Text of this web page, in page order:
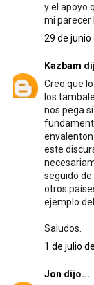
y el apoyo
mi parecer
29 de junio
Kazbam
Creo que
los
nos pega
este
seguido
otros
ejemplo
Saludos.
1 de julio
Jon dijo...